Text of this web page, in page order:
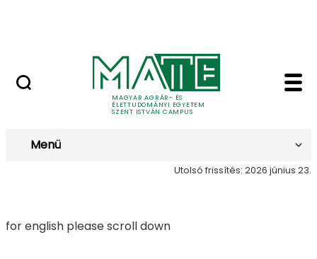
MAGYAR AGRÁR- ÉS
ÉLETTUDOMÁNYI EGYETEM
SZENT ISTVÁN CAMPUS
Árak - Szent István
Árak
Menü
Utolsó frissítés: 2026 június 23.
for english please scroll down